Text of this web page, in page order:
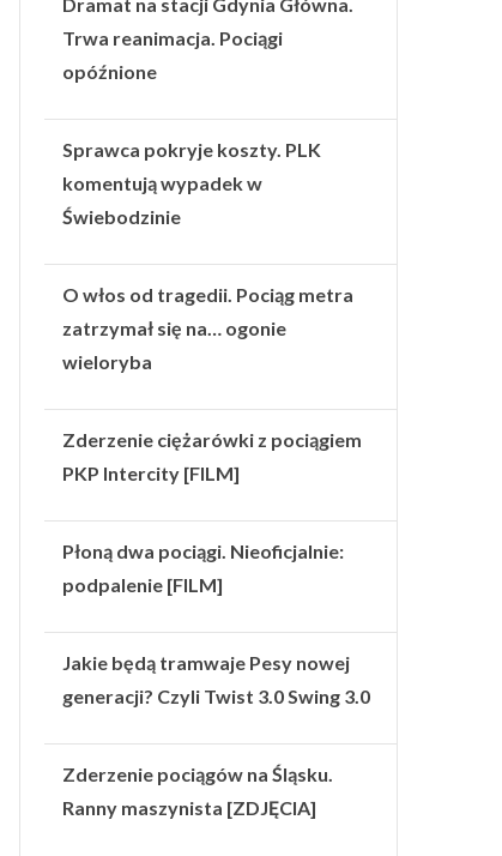
Trwa reanimacja. Pociągi
opóźnione
Sprawca pokryje koszty. PLK
komentują wypadek w
Świebodzinie
O włos od tragedii. Pociąg metra
zatrzymał się na… ogonie
wieloryba
Zderzenie ciężarówki z pociągiem
PKP Intercity [FILM]
Płoną dwa pociągi. Nieoficjalnie:
podpalenie [FILM]
Jakie będą tramwaje Pesy nowej
generacji? Czyli Twist 3.0 Swing 3.0
Zderzenie pociągów na Śląsku.
Ranny maszynista [ZDJĘCIA]